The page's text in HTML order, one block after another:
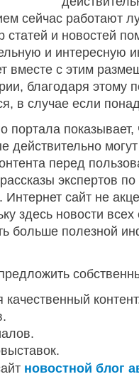
сейчас работают
и новостей
и интересную
вместе с этим
благодаря этому
в случае если
портала показывает,
действительно
перед
экспертов
сайт не
здесь новости
больше полезной
новостной блог